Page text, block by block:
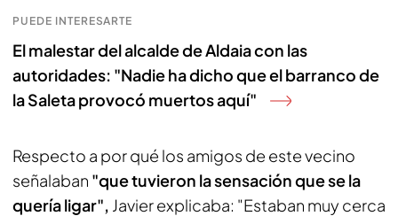
PUEDE INTERESARTE
El malestar del alcalde de Aldaia con las
autoridades: "Nadie ha dicho que el barranco de
la Saleta provocó muertos aquí"
Respecto a por qué los amigos de este vecino
señalaban "que tuvieron la sensación que se la
quería ligar", Javier explicaba: "Estaban muy cerca